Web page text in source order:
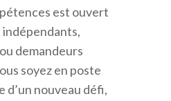
est ouvert
indépendants,
demandeurs
soyez en poste
d’un nouveau défi,